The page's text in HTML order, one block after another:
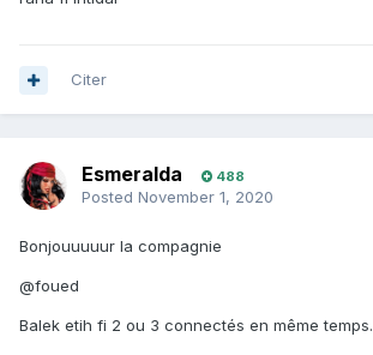
Citer
Esmeralda 488
Posted November 1, 2020
Bonjouuuuur la compagnie
@foued
Balek etih fi 2 ou 3 connectés en même temps.